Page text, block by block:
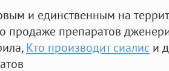
и единственным на
продаже препаратов
, Кто производит сиалис и